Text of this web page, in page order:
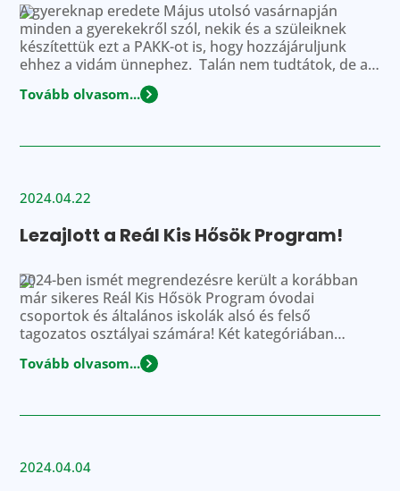
A gyereknap eredete Május utolsó vasárnapján
minden a gyerekekről szól, nekik és a szüleiknek
készítettük ezt a PAKK-ot is, hogy hozzájáruljunk
ehhez a vidám ünnephez. Talán nem tudtátok, de a
gyermeknap megünneplése Törökországból ered, itt
tartották meg először 1920. április 23-án.
Tovább olvasom...
2024.04.22
Lezajlott a Reál Kis Hősök Program!
2024-ben ismét megrendezésre került a korábban
már sikeres Reál Kis Hősök Program óvodai
csoportok és általános iskolák alsó és felső
tagozatos osztályai számára! Két kategóriában
lehetett indulni a támogatásokért: Termékpályázaton
vagy a Rajzpályázaton. A Program időtartama, azaz
Tovább olvasom...
2024.04.04